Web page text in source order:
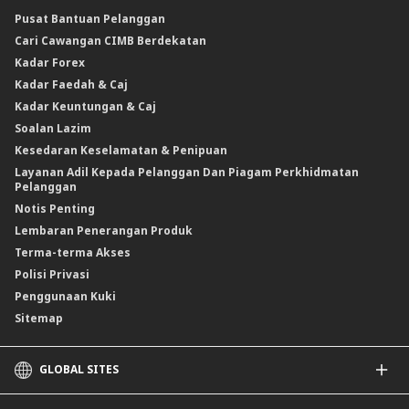
Pusat Bantuan Pelanggan
Cari Cawangan CIMB Berdekatan
Kadar Forex
Kadar Faedah & Caj
Kadar Keuntungan & Caj
Soalan Lazim
Kesedaran Keselamatan & Penipuan
Layanan Adil Kepada Pelanggan Dan Piagam Perkhidmatan
Pelanggan
Notis Penting
Lembaran Penerangan Produk
Terma-terma Akses
Polisi Privasi
Penggunaan Kuki
Sitemap
GLOBAL SITES